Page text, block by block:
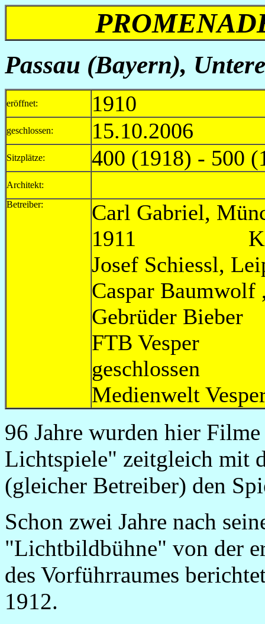
Passau (Bayern),
eröffnet: 1910
geschlossen: 15.10.2006
Sitzplätze: 400 (1918) - 500
Architekt:
Betreiber:
Carl Gabriel,
1911
Josef
Caspar
FTB
Medienwelt
96 Jahre wurden hier
Lichtspiele" zeitgleich mit
(gleicher Betreiber) den
Schon zwei Jahre nach
"Lichtbildbühne" von der
des Vorführraumes
1912.